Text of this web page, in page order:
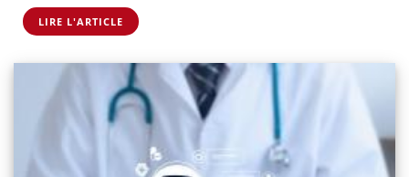
LIRE L'ARTICLE